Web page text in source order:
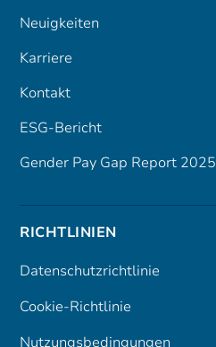
Neuigkeiten
Karriere
Kontakt
ESG-Bericht
Gender Pay Gap Report 2025
RICHTLINIEN
Datenschutzrichtlinie
Cookie-Richtlinie
Nutzungsbedingungen